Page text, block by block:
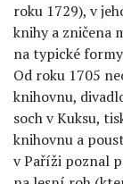
roku 1729), v
knihy a zničena
na typické
Od roku 1705
knihovnu,
soch v Kuksu,
knihovnu a
v Paříži poznal